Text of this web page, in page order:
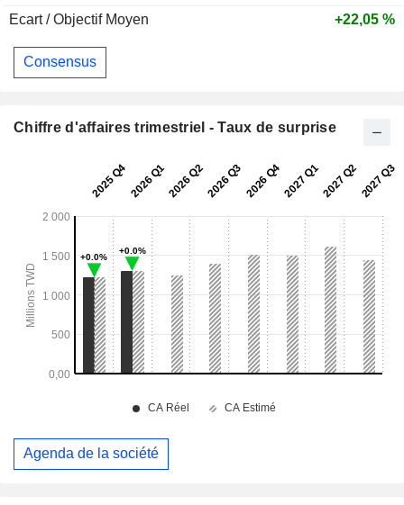
Ecart / Objectif Moyen
+22,05 %
Consensus
Chiffre d'affaires trimestriel - Taux de surprise
Agenda de la société